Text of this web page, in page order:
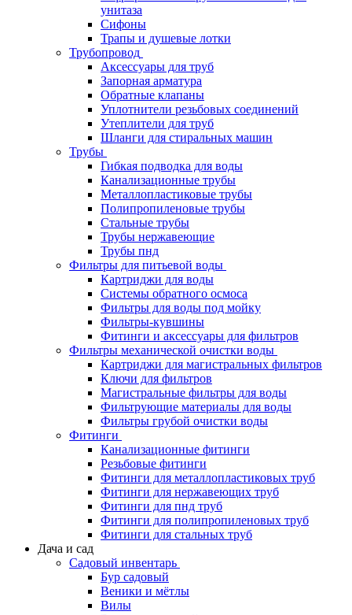
унитаза
Сифоны
Трапы и душевые лотки
Трубопровод
Аксессуары для труб
Запорная арматура
Обратные клапаны
Уплотнители резьбовых соединений
Утеплители для труб
Шланги для стиральных машин
Трубы
Гибкая подводка для воды
Канализационные трубы
Металлопластиковые трубы
Полипропиленовые трубы
Стальные трубы
Трубы нержавеющие
Трубы пнд
Фильтры для питьевой воды
Картриджи для воды
Системы обратного осмоса
Фильтры для воды под мойку
Фильтры-кувшины
Фитинги и аксессуары для фильтров
Фильтры механической очистки воды
Картриджи для магистральных фильтров
Ключи для фильтров
Магистральные фильтры для воды
Фильтрующие материалы для воды
Фильтры грубой очистки воды
Фитинги
Канализационные фитинги
Резьбовые фитинги
Фитинги для металлопластиковых труб
Фитинги для нержавеющих труб
Фитинги для пнд труб
Фитинги для полипропиленовых труб
Фитинги для стальных труб
Дача и сад
Садовый инвентарь
Бур садовый
Веники и мётлы
Вилы